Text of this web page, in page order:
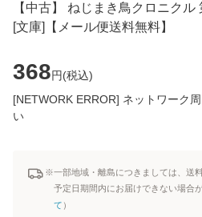
【中古】 ねじまき鳥クロニク
[文庫]【メール便送料無料】
368円(税込)
[NETWORK ERROR] ネットワーク
い
※一部地域・離島につきましては、送
予定日期間内にお届けできない場合
て ）